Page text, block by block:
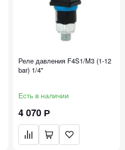
Реле давления F4S1/M3 (1-12
bar) 1/4''
Есть в наличии
4 070 Р